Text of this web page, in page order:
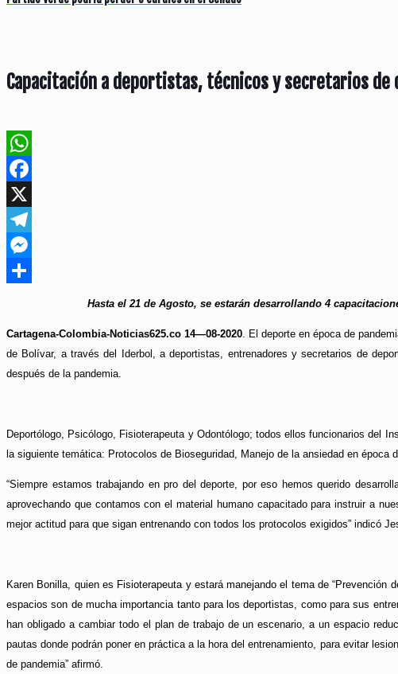
Capacitación a deportistas, técnicos y secretarios de
WhatsApp
Facebook
X
Telegram
Messenger
Hasta el 21 de Agosto, se estarán desarrollando 4
Cartagena-Colombia-Noticias625.co 14—08-2020. El deporte en época de
de Bolívar, a través del Iderbol, a deportistas, entrenadores y secretarios de
después de la pandemia.
Deportólogo, Psicólogo, Fisioterapeuta y Odontólogo; todos ellos funcionarios del
la siguiente temática: Protocolos de Bioseguridad, Manejo de la ansiedad en
“Siempre estamos trabajando en pro del deporte, por eso hemos querido
aprovechando que contamos con el material humano capacitado para instruir a
mejor actitud para que sigan entrenando con todos los protocolos exigidos” indicó
Karen Bonilla, quien es Fisioterapeuta y estará manejando el tema de
espacios son de mucha importancia tanto para los deportistas, como para sus
han obligado a cambiar todo el plan de trabajo de un escenario, a un espacio
pautas donde podrán poner en práctica a la hora del entrenamiento, para evitar
de pandemia” afirmó.